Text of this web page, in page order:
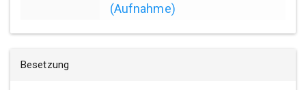
(Aufnahme)
Besetzung